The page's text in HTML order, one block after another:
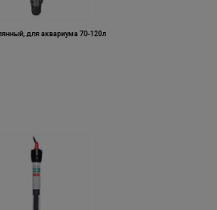
для аквариума 70-120л